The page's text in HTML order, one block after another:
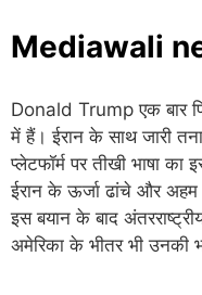
Mediawali
Donald Trump एक बार
में हैं। ईरान के साथ जारी
प्लेटफॉर्म पर तीखी भाषा
ईरान के ऊर्जा ढांचे और अहम
इस बयान के बाद
अमेरिका के भीतर भी उनकी